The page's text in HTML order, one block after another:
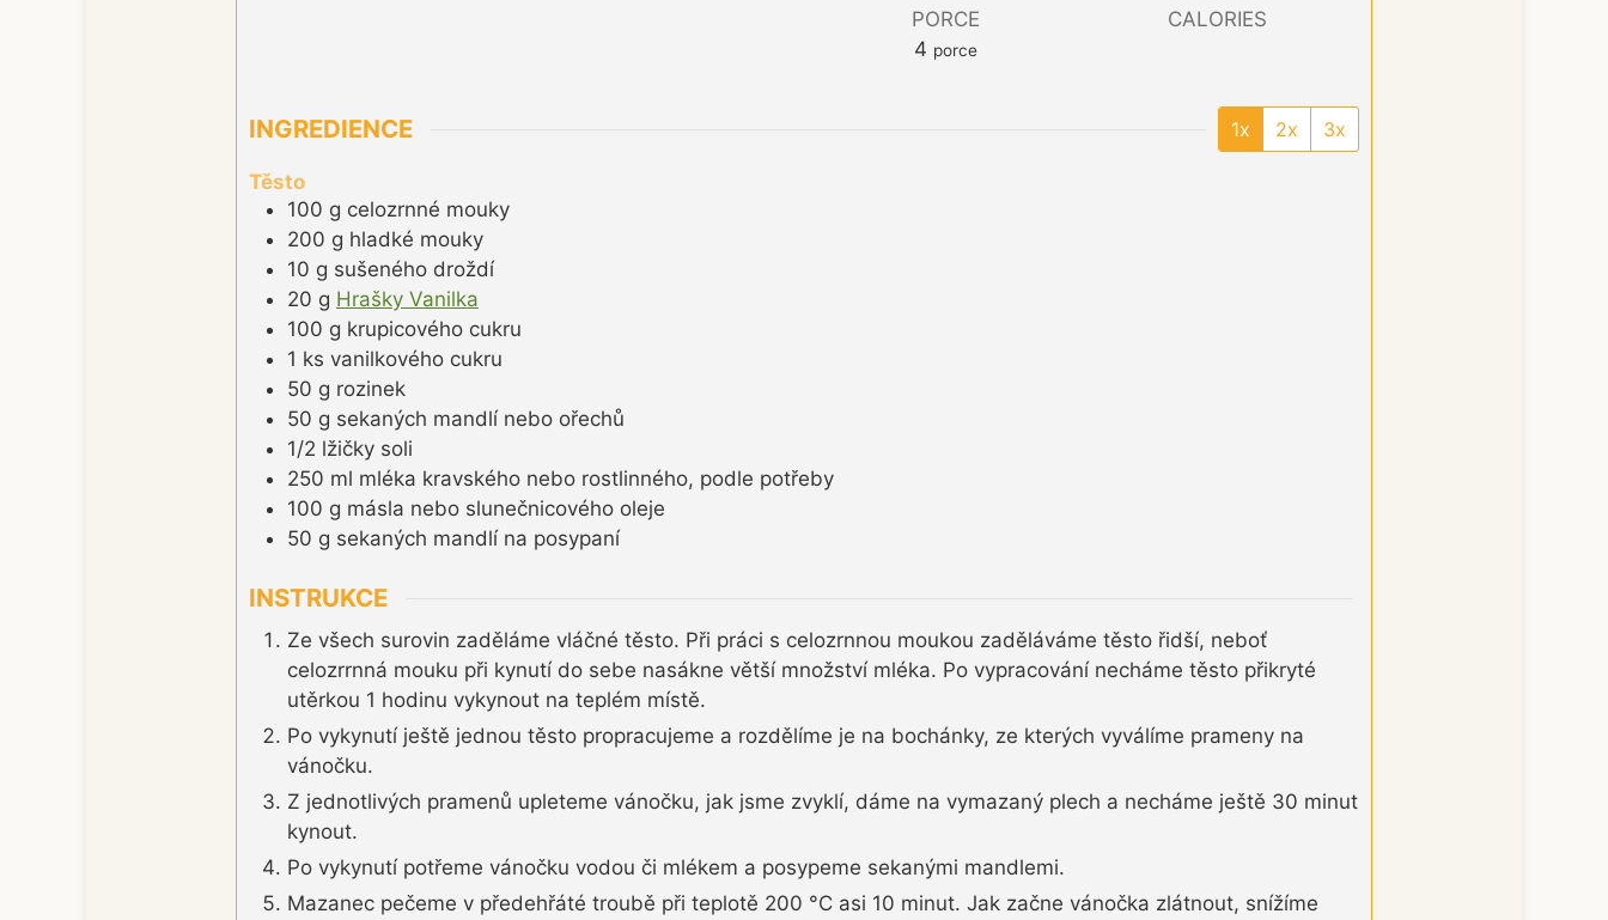
PORCE
4 porce
CALORIES
INGREDIENCE 1x 2x 3x
Těsto
100 g celozrnné mouky
200 g hladké mouky
10 g sušeného droždí
20 g Hrašky Vanilka
100 g krupicového cukru
1 ks vanilkového cukru
50 g rozinek
50 g sekaných mandlí nebo ořechů
1/2 lžičky soli
250 ml mléka kravského nebo rostlinného, podle potřeby
100 g másla nebo slunečnicového oleje
50 g sekaných mandlí na posypaní
INSTRUKCE
Ze všech surovin zaděláme vláčné těsto. Při práci s celozrnnou moukou zaděláváme těsto řidší, neboť
celozrrnná mouku při kynutí do sebe nasákne větší množství mléka. Po vypracování necháme těsto přikryté
utěrkou 1 hodinu vykynout na teplém místě.
Po vykynutí ještě jednou těsto propracujeme a rozdělíme je na bochánky, ze kterých vyválíme prameny na
vánočku.
Z jednotlivých pramenů upleteme vánočku, jak jsme zvyklí, dáme na vymazaný plech a necháme ještě 30 minut
kynout.
Po vykynutí potřeme vánočku vodou či mlékem a posypeme sekanými mandlemi.
Mazanec pečeme v předehřáté troubě při teplotě 200 °C asi 10 minut. Jak začne vánočka zlátnout, snížíme